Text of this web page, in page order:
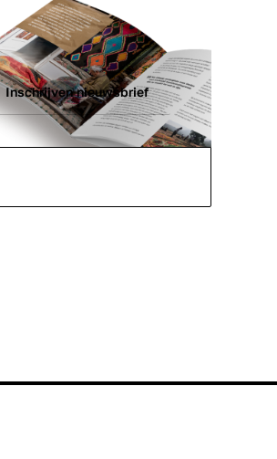
Inschrijven nieuwsbrief